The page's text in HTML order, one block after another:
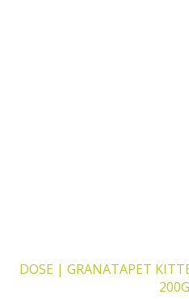
DOSE | GRANATAPET
200G